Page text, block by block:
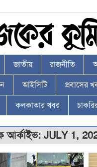
জাতীয় রাজনীতি
আইসিটি প্রবাসের
কলকাতার খবর
আর্কাইভ: JULY 1,